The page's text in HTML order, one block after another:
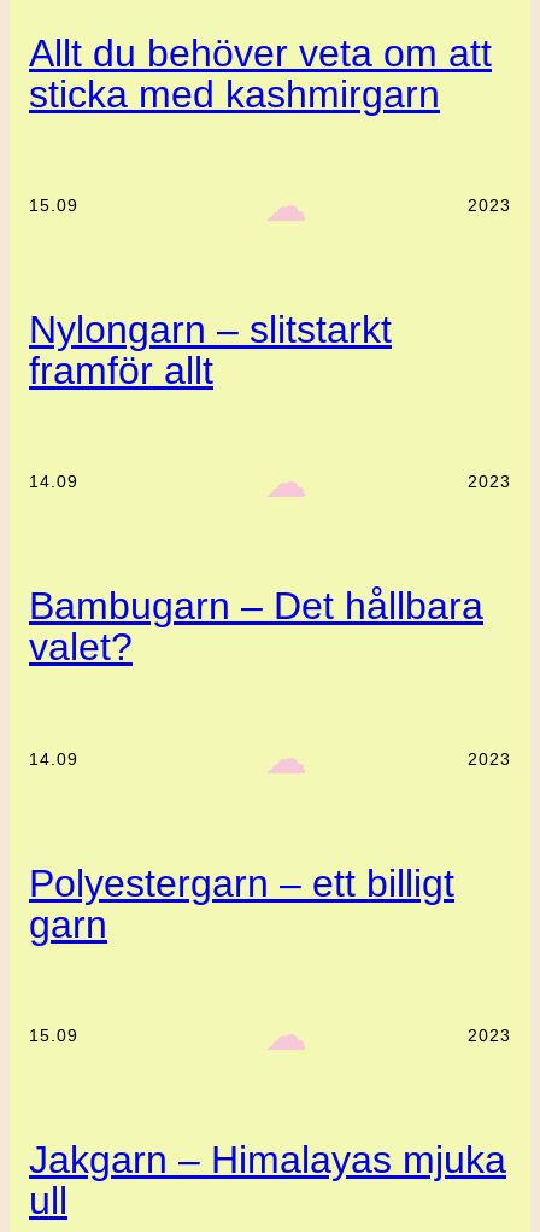
Allt du behöver veta om att
sticka med kashmirgarn
15.09 ‎ ‎‎ ☁︎‎‎ 2023
Nylongarn – slitstarkt
framför allt
14.09 ‎ ‎‎ ☁︎‎‎ 2023
Bambugarn – Det hållbara
valet?
14.09 ‎ ‎‎ ☁︎‎‎ 2023
Polyestergarn – ett billigt
garn
15.09 ‎ ‎‎ ☁︎‎‎ 2023
Jakgarn – Himalayas mjuka
ull